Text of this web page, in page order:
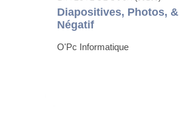
Diapositives, Photos, &
Négatif
O'Pc Informatique